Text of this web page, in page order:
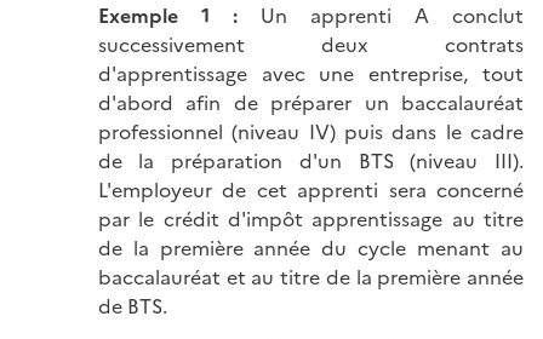
Exemple 1 : Un apprenti A conclut
successivement deux contrats
d'apprentissage avec une entreprise, tout
d'abord afin de préparer un baccalauréat
professionnel (niveau IV) puis dans le cadre
de la préparation d'un BTS (niveau III).
L'employeur de cet apprenti sera concerné
par le crédit d'impôt apprentissage au titre
de la première année du cycle menant au
baccalauréat et au titre de la première année
de BTS.